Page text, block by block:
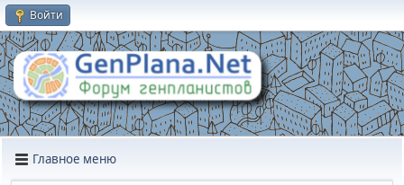
Войти
Главное меню